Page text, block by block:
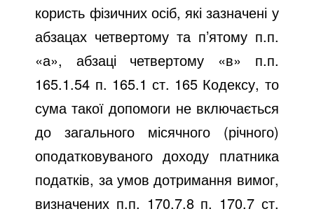
користь фізичних осіб, які зазначені у
абзацах четвертому та п’ятому п.п.
«а», абзаці четвертому «в» п.п.
165.1.54 п. 165.1 ст. 165 Кодексу, то
сума такої допомоги не включається
до загального місячного (річного)
оподатковуваного доходу платника
податків, за умов дотримання вимог,
визначених п.п. 170.7.8 п. 170.7 ст.